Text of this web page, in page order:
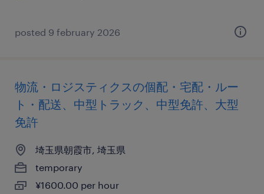
posted 9 february 2026
物流・ロジスティクスの個配・宅配・ルー
ト・配送、中型トラック、中型免許、大型
免許
埼玉県朝霞市, 埼玉県
temporary
¥1600.00 per hour